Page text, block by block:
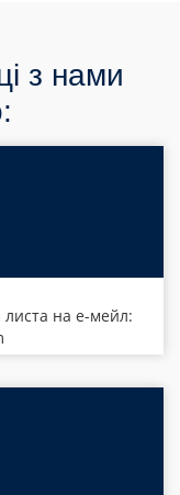
з нами
на е-мейл: